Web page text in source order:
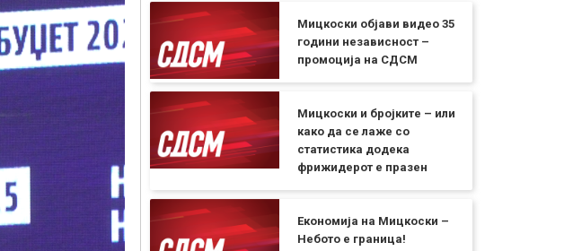
Мицкоски објави видео 35
години независност –
промоција на СДСМ
Мицкоски и бројките – или
како да се лаже со
статистика додека
фрижидерот е празен
Економија на Мицкоски –
Небото е граница!